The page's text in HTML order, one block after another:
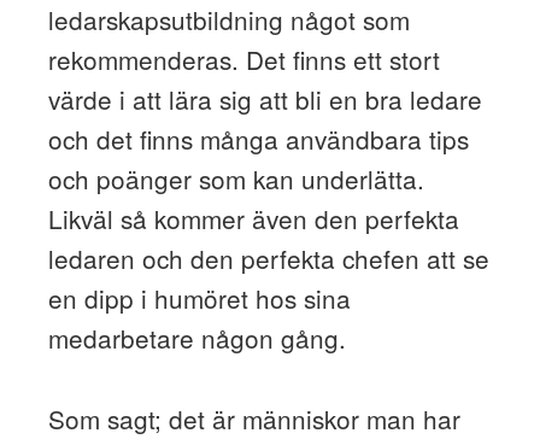
ledarskapsutbildning något som
rekommenderas. Det finns ett stort
värde i att lära sig att bli en bra ledare
och det finns många användbara tips
och poänger som kan underlätta.
Likväl så kommer även den perfekta
ledaren och den perfekta chefen att se
en dipp i humöret hos sina
medarbetare någon gång.
Som sagt; det är människor man har